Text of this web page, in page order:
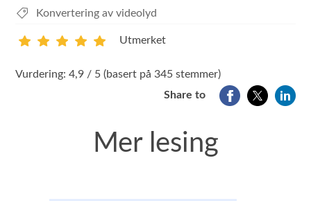
Konvertering av videolyd
Utmerket
Vurdering: 4,9 / 5 (basert på 345 stemmer)
Share to
Mer lesing